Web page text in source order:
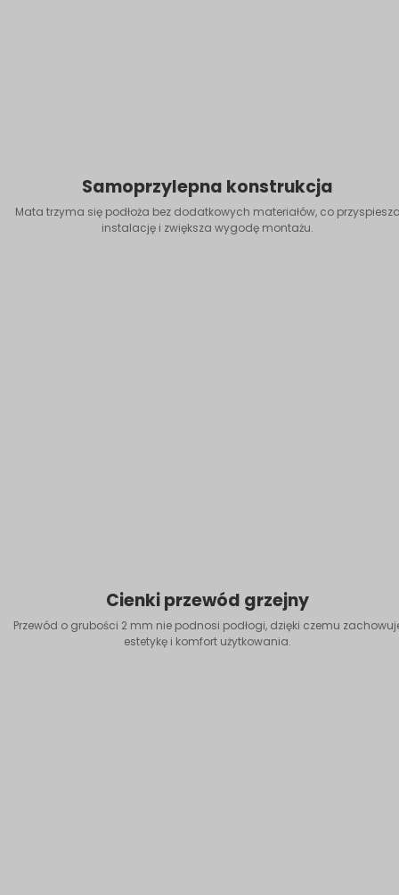
Samoprzylepna konstrukcja
Mata trzyma się podłoża bez dodatkowych materiałów, co
instalację i zwiększa wygodę montażu.
Cienki przewód grzejny
Przewód o grubości 2 mm nie podnosi podłogi, dzięki czemu
estetykę i komfort użytkowania.